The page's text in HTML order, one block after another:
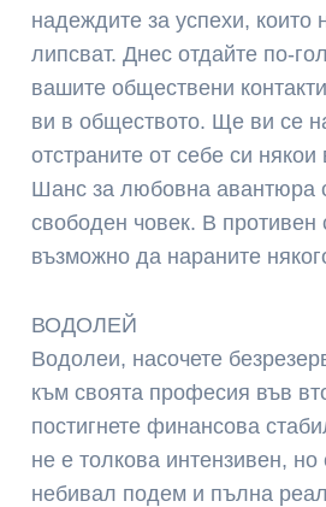
надеждите за успехи, които
липсват. Днес отдайте по-
вашите обществени
ви в обществото. Ще ви се
отстраните от себе си
Шанс за любовна авантюра
свободен човек. В противен
възможно да нараните
ВОДОЛЕЙ
Водолеи, насочете
към своята професия във
постигнете финансова
не е толкова интензивен,
небивал подем и пълна